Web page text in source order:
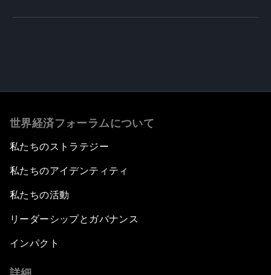
世界経済フォーラムについて
私たちのストラテジー
私たちのアイデンティティ
私たちの活動
リーダーシップとガバナンス
インパクト